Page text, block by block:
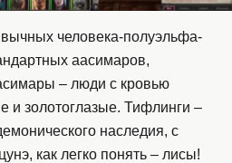
человека-полуэльфа-
аасимаров,
– люди с кровью
и золотоглазые. Тифлинги –
наследия, с
как легко понять – лисы!